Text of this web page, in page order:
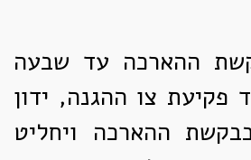
ההארכה עד שבעה
פקיעת צו ההגנה, ידון
ההארכה ויחליט